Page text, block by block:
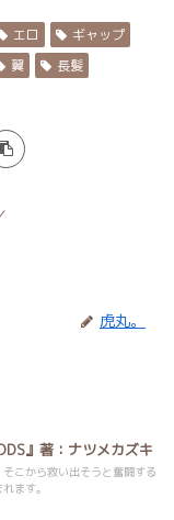
エロ
ギャップ
翼 長髪
虎丸。
』著：ナツメカズキ
こから救い出そうと奮闘する
ます。